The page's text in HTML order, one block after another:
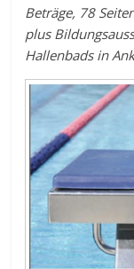
Beträge, 78
plus
Hallenbads in